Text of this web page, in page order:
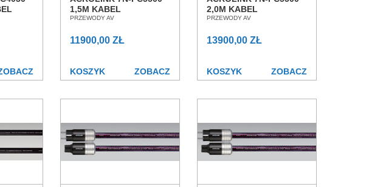
1,5M KABEL
ZASILAJĄCY SALON
PRZEWODY AV
11900,00 ZŁ
KOSZYK ZOBACZ
2,0M KABEL
ZASILAJĄCY SALON
PRZEWODY AV
13900,00 ZŁ
KOSZYK ZOBACZ